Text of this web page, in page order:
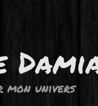
mon univers